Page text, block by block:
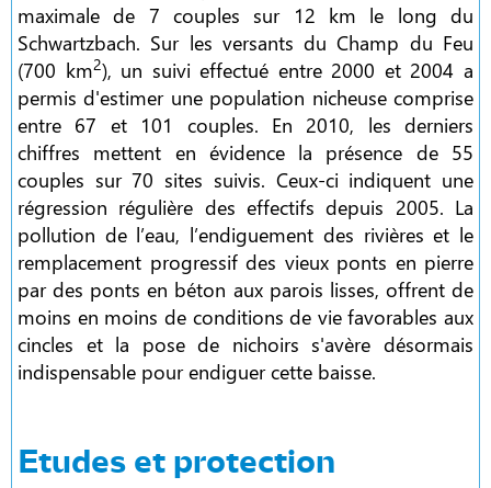
maximale de 7 couples sur 12 km le long du
Schwartzbach. Sur les versants du Champ du Feu
(700 km2), un suivi effectué entre 2000 et 2004 a
permis d'estimer une population nicheuse comprise
entre 67 et 101 couples. En 2010, les derniers
chiffres mettent en évidence la présence de 55
couples sur 70 sites suivis. Ceux-ci indiquent une
régression régulière des effectifs depuis 2005. La
pollution de l’eau, l’endiguement des rivières et le
remplacement progressif des vieux ponts en pierre
par des ponts en béton aux parois lisses, offrent de
moins en moins de conditions de vie favorables aux
cincles et la pose de nichoirs s'avère désormais
indispensable pour endiguer cette baisse.
Etudes et protection